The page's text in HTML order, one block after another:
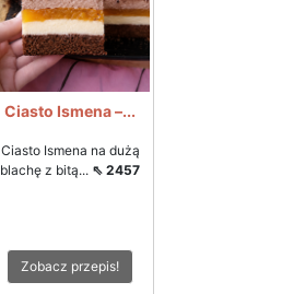
Ciasto Ismena –...
Ciasto Ismena na dużą
blachę z bitą... ⇖ 2457
Zobacz przepis!